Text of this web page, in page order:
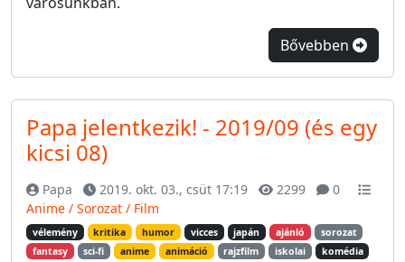
Bővebben
Papa jelentkezik! - 2019/09 (és egy
kicsi 08)
Papa 2019. okt. 03., csüt 17:19 2299
0
Anime / Sorozat / Film
vélemény kritika humor vicces japán ajánló
sorozat
fantasy
sci-fi anime animáció rajzfilm iskolai
komédia